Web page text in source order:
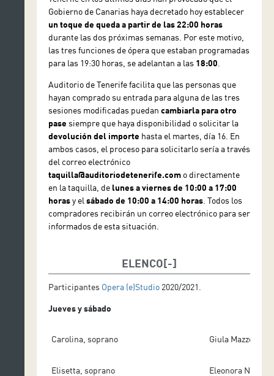
Coproducción de Auditorio de Tenerife, Teatro Regio
di Parma, Teatro Massimo de Palermo
Gobierno de Canarias haya decretado hoy establecer
un toque de queda a partir de las 22:00 horas
durante las dos próximas semanas. Por este motivo,
las tres funciones de ópera que estaban programadas
para las 19:30 horas, se adelantan a las 18:00
Auditorio de Tenerife facilita que las personas que
hayan comprado su entrada para alguna de las tres
sesiones modificadas puedan cambiarla para otro
pase siempre que haya disponibilidad o solicitar la
devolución del importe hasta el martes, día 16. En
ambos casos, el proceso para solicitarlo sería a través
del correo electrónico
taquilla@auditoriodetenerife.como directamente
en la taquilla, delunes a viernes de 10:00 a 17:00
horasy el sábado de 10:00 a 14:00 horas. Todos los
compradores recibirán un correo electrónico para ser
informados de esta situación.
ELENCO
Participantes Opera (e)Studio2020/2021.
Jueves y sábado
Carolina, soprano Giula Mazzola,
Elisetta, soprano Eleonora Nota,